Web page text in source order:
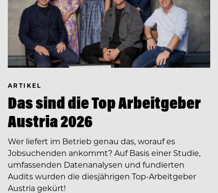
ARTIKEL
Das sind die Top Arbeitgeber
Austria 2026
Wer liefert im Betrieb genau das, worauf es
Jobsuchenden ankommt? Auf Basis einer Studie,
umfassenden Datenanalysen und fundierten
Audits wurden die diesjährigen Top-Arbeitgeber
Austria gekürt!